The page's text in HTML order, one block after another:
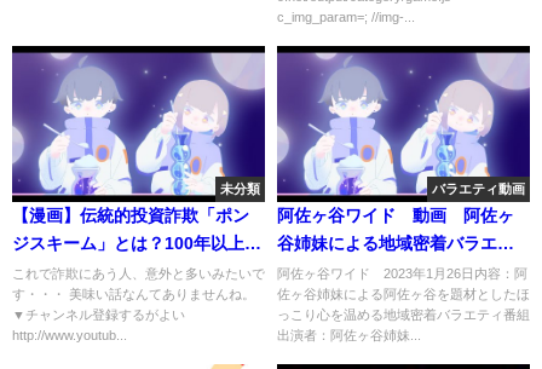
c_img_param=; //img-...
未分類
【漫画】伝統的投資詐欺「ポン
ジスキーム」とは？100年以上続
く悪魔的手法をわかりやすく漫
画にしてみた
これで詐欺にあう人、意外と多いみたいで
す・・・ 美味い話なんてありませんね。
▼チャンネル登録するがよい
http://www.youtub...
バラエティ動画
阿佐ヶ谷ワイド 動画 阿佐ヶ
谷姉妹による地域密着バラエテ
ィ 1月26日
阿佐ヶ谷ワイド 2023年1月26日内容：阿
佐ヶ谷姉妹による阿佐ヶ谷を題材としたほ
っこり心を温める地域密着バラエティ番組
出演者：阿佐ヶ谷姉妹...